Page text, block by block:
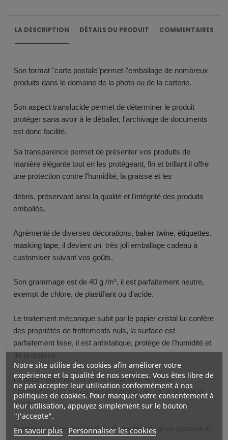
LA DESCRIPTION DÉTAILS DU PRODUIT COMMENTAIRES
Son format "carte postale"permet l'emballage de nombreux
produits dans le domaine de la photo ou de la carterie.
Son aspect translucide permet de déterminer le produit
protéger sana avoir à le déballer, l'archivage de documents
est donc facilité.
Sa transparence permet de présenter vos produits de
manière élégante tout en les protégeant, fin et brillant il offre
une protection contre l'humidité, la graisse et les
débris, préservant ainsi la qualité et l'intégrité des produits
emballés.
Agrémenté de diverses décorations, baker twine, étiquettes,
masking tape, il devient un très joli emballage cadeau à
customiser suivant vos goûts.
Son grammage est de 40 g /m², il est parfaitement neutre,
exempt de chlore, de plastifiant ou d'acide.
Le traitement mécanique subit par le papier cristal lui confère
des propriétés de frottements nuls, la surface est
parfaitement lisse, il est antistatique, protège de l'humidité et
de la graisse.
Le papier glassine est 100% recyclable et 100%
compostable ce qui en fait un matériau de choix devant le
plastique.
Retrouvez toutes les qualités du papier cristal ou glassine
Notre site utilise des cookies afin améliorer votre
expérience et la qualité de nos services. Vous êtes libre de
ne pas accepter leur utilisation conformément à nos
politiques de cookies. Pour marquer votre consentement à
leur utilisation, appuyez simplement sur le bouton
"J'accepte".
En savoir plus Personnaliser les cookies